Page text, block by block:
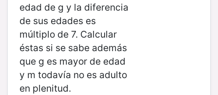
edad de g y la diferencia
de sus edades es
múltiplo de 7. Calcular
éstas si se sabe además
que g es mayor de edad
y m todavía no es adulto
en plenitud.